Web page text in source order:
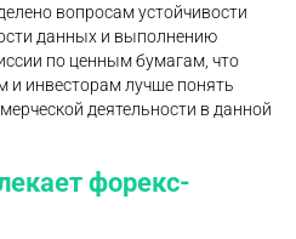
вопросам устойчивости
данных и выполнению
по ценным бумагам, что
и инвесторам лучше понять
деятельности в данной
форекс-